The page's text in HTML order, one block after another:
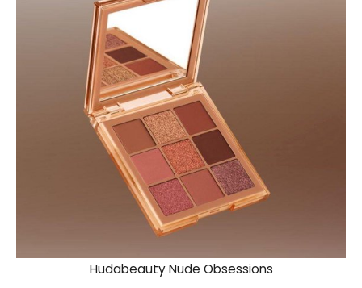
Hudabeauty Nude Obsessions